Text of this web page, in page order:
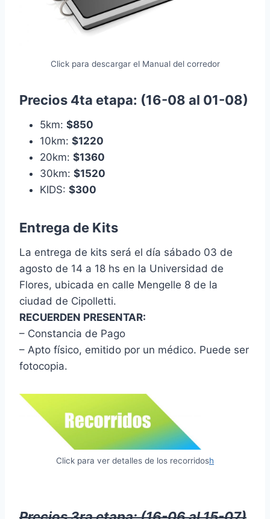
Click para descargar el Manual del corredor
Precios 4ta etapa: (16-08 al 01-08)
5km: $850
10km: $1220
20km: $1360
30km: $1520
KIDS: $300
Entrega de Kits
La entrega de kits será el día sábado 03 de
agosto de 14 a 18 hs en la Universidad de
Flores, ubicada en calle Mengelle 8 de la
ciudad de Cipolletti.
RECUERDEN PRESENTAR:
– Constancia de Pago
– Apto físico, emitido por un médico. Puede ser
fotocopia.
Click para ver detalles de los recorridosh